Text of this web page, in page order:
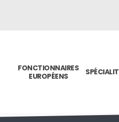
FONCTIONNAIRES
EUROPÉENS